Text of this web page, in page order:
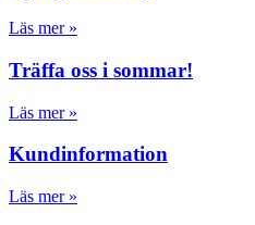
Läs mer »
Träffa oss i sommar!
Läs mer »
Kundinformation
Läs mer »